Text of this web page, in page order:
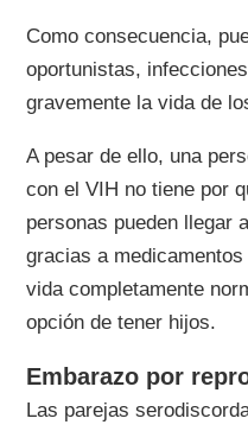
Como consecuencia,
oportunistas,
gravemente la vida de
A pesar de ello, una
con el VIH no tiene por
personas pueden llegar
gracias a
vida completamente
opción de tener hijos.
Embarazo por
Las parejas